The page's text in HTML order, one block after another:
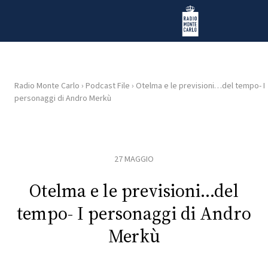
Radio Monte Carlo
HOME
RADIO
PLAYLIST
Radio Monte Carlo › Podcast File › Otelma e le previsioni…del tempo- I
personaggi di Andro Merkù
27 MAGGIO
Otelma e le previsioni…del
tempo- I personaggi di Andro
Merkù